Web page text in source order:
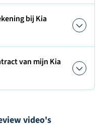
bij Kia
van mijn Kia
video's